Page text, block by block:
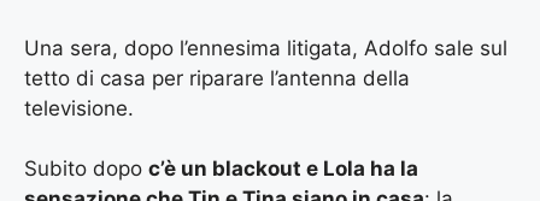
Una sera, dopo l’ennesima litigata, Adolfo sale sul
tetto di casa per riparare l’antenna della
televisione.
Subito dopo c’è un blackout e Lola ha la